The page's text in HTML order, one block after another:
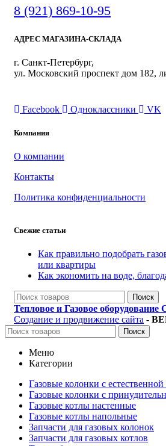
8 (921) 869-10-95
АДРЕС МАГАЗИНА-СКЛАДА
г. Санкт-Петербург,
ул. Московский проспект дом 182,
Facebook
Одноклассники VK
Компания
О компании
Контакты
Политика конфиденциальности
Свежие статьи
Как правильно подобрать
или квартиры
Как экономить на воде,
Поиск
Тепловое и Газовое оборудование
Создание и продвижение сайта -
Поиск
Меню
Категории
Газовые колонки с естественной
Газовые колонки с
Газовые котлы настенные
Газовые котлы напольные
Запчасти для газовых колонок
Запчасти для газовых котлов